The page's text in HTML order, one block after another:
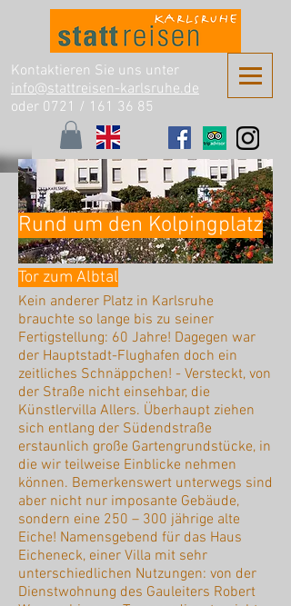
Kontaktieren Sie uns unter
info@stattreisen-karlsruhe.de
oder 0721 / 161 36 85
Rund um den Kolpingplatz
Tor zum Albtal
Kein anderer Platz in Karlsruhe
brauchte so lange bis zu seiner
Fertigstellung: 60 Jahre! Dagegen war
der Hauptstadt-Flughafen doch ein
zeitliches Schnäppchen! - Versteckt, von
der Straße nicht einsehbar, die
Künstlervilla Allers. Überhaupt ziehen
sich entlang der Südendstraße
erstaunlich große Gartengrundstücke, in
die wir teilweise Einblicke nehmen
können. Bemerkenswert unterwegs sind
aber nicht nur imposante Gebäude,
sondern eine 250 – 300 jährige alte
Eiche! Namensgebend für das Haus
Eicheneck, einer Villa mit sehr
unterschiedlichen Nutzungen: von der
Dienstwohnung des Gauleiters Robert